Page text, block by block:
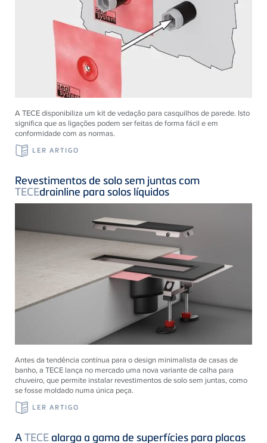
A TECE disponibiliza um kit de vedação para casquilhos de parede. Isto
significa que as ligações podem ser feitas de forma fácil e em
conformidade com as normas.
LER ARTIGO
Antes da tendência contínua para o design minimalista de casas de
banho, a TECE lança no mercado uma nova variante de calha para
chuveiro, que permite instalar revestimentos de solo sem juntas, como
se fosse moldado numa única peça.
LER ARTIGO
Revestimentos de solo sem juntas com
TECEdrainline para solos líquidos
ATECE alarga a gama de superfícies para placas